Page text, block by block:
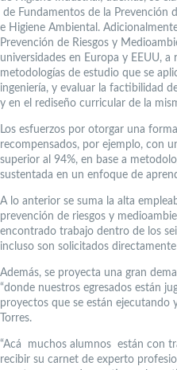
de Fundamentos de la Prevención
e Higiene Ambiental.
Prevención de Riesgos y
universidades en Europa y EEUU,
metodologías de estudio que se
ingeniería, y evaluar la factibilidad
y en el rediseño curricular de la
Los esfuerzos por otorgar una
recompensados, por ejemplo, con
superior al 94%, en base a
sustentada en un enfoque de
A lo anterior se suma la alta
prevención de riesgos y
encontrado trabajo dentro de los
incluso son solicitados
Además, se proyecta una gran
“donde nuestros egresados están
proyectos que se están ejecutando
Torres.
“Acá muchos alumnos están con
recibir su carnet de experto